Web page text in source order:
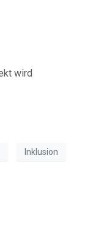
Inklusion